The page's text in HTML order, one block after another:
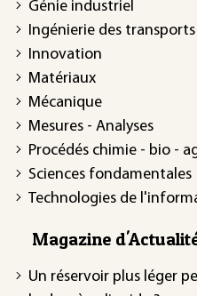
Génie industriel
Ingénierie des transports
Innovation
Matériaux
Mécanique
Mesures - Analyses
Procédés chimie - bio -
Sciences fondamentales
Technologies de
Magazine
Un réservoir plus léger